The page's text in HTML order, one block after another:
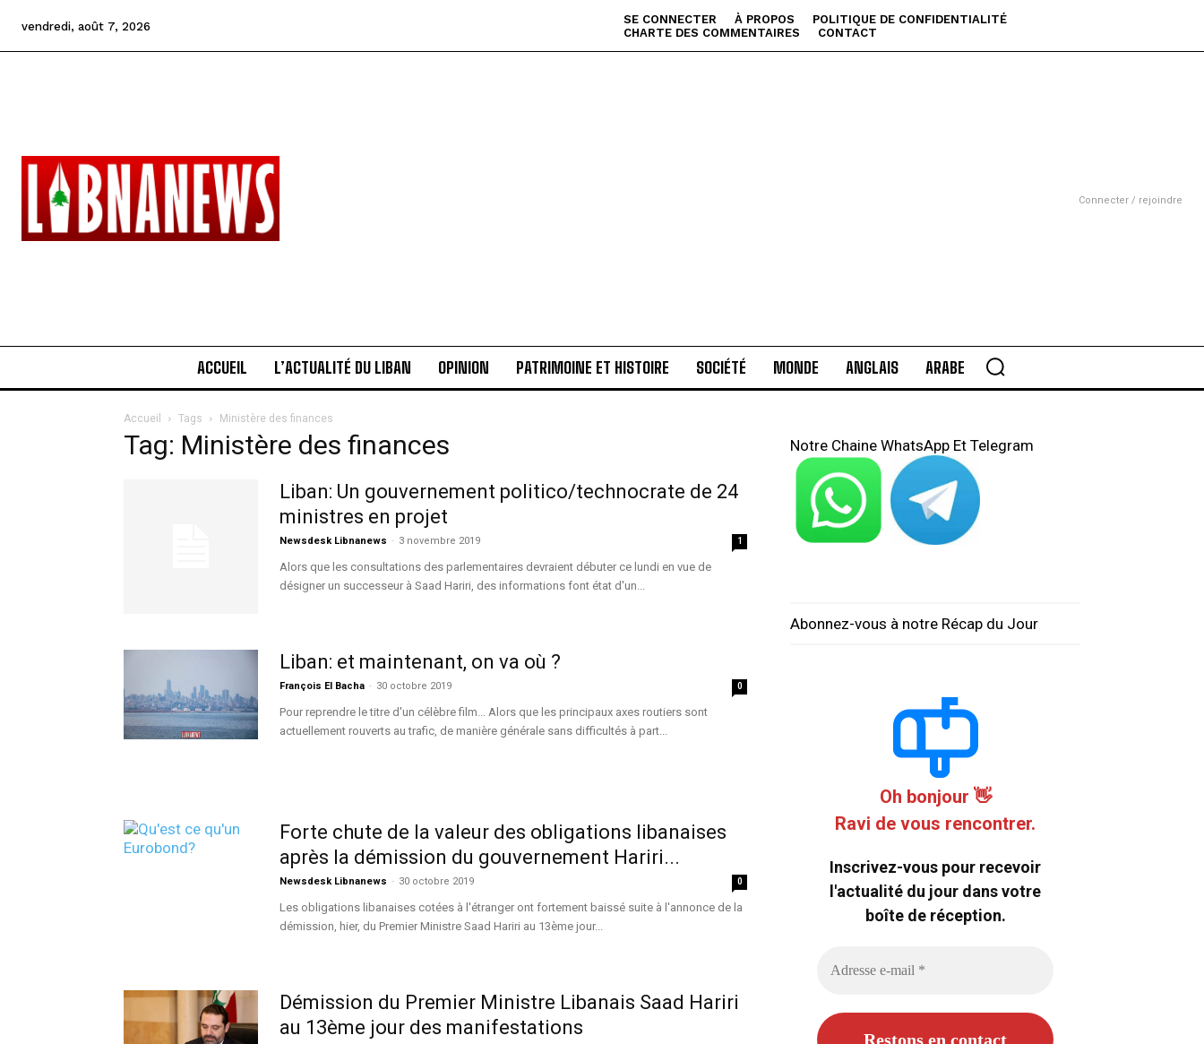
vendredi, août 7, 2026 SE CONNECTER À PROPOS
POLITIQUE DE CONFIDENTIALITÉ
CHARTE DES COMMENTAIRES
CONTACT
Connecter / rejoindre
ACCUEIL L’ACTUALITÉ DU LIBAN OPINION PATRIMOINE ET HISTOIRE SOCIÉTÉ MONDE ANGLAIS ARABE
Accueil Tags Ministère des finances
Tag: Ministère des finances
Liban: Un gouvernement politico/technocrate de 24
ministres en projet
Newsdesk Libnanews - 3 novembre 2019 1
Alors que les consultations des parlementaires devraient débuter ce lundi en vue de
désigner un successeur à Saad Hariri, des informations font état d'un...
Liban: et maintenant, on va où ?
François El Bacha - 30 octobre 2019 0
Pour reprendre le titre d'un célèbre film... Alors que les principaux axes routiers sont
actuellement rouverts au trafic, de manière générale sans difficultés à part...
Forte chute de la valeur des obligations libanaises
après la démission du gouvernement Hariri...
Newsdesk Libnanews - 30 octobre 2019 0
Les obligations libanaises cotées à l'étranger ont fortement baissé suite à l'annonce de la
démission, hier, du Premier Ministre Saad Hariri au 13ème jour...
Démission du Premier Ministre Libanais Saad Hariri
au 13ème jour des manifestations
Notre Chaine WhatsApp Et Telegram
Abonnez-vous à notre Récap du Jour
Oh bonjour 👋
Ravi de vous rencontrer.
Inscrivez-vous pour recevoir
l'actualité du jour dans votre
boîte de réception.